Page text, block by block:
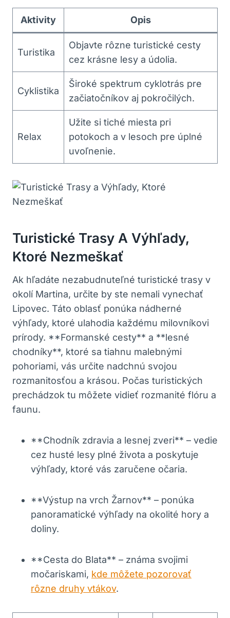
Aktivity Opis
Turistika
Objavte rôzne turistické cesty
cez krásne lesy a údolia.
Cyklistika
Široké spektrum cyklotrás pre
začiatočníkov aj pokročilých.
Relax
Užite si tiché miesta pri
potokoch a v lesoch pre úplné
uvoľnenie.
Turistické Trasy A Výhľady,
Ktoré Nezmeškať
Ak hľadáte nezabudnuteľné turistické trasy v
okolí Martina, určite by ste nemali vynechať
Lipovec. Táto oblasť ponúka nádherné
výhľady, ktoré ulahodia každému milovníkovi
prírody. **Formanské cesty** a **lesné
chodníky**, ktoré sa tiahnu malebnými
pohoriami, vás určite nadchnú svojou
rozmanitosťou a krásou. Počas turistických
prechádzok tu môžete vidieť rozmanité flóru a
faunu.
**Chodník zdravia a lesnej zveri** – vedie
cez husté lesy plné života a poskytuje
výhľady, ktoré vás zaručene očaria.
**Výstup na vrch Žarnov** – ponúka
panoramatické výhľady na okolité hory a
doliny.
**Cesta do Blata** – známa svojimi
močariskami, kde môžete pozorovať
rôzne druhy vtákov.